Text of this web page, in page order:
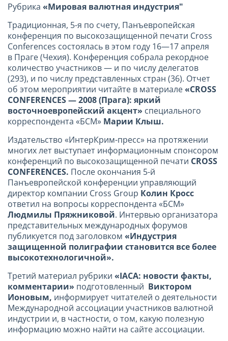
Рубрика «Мировая валютная индустрия"
Традиционная, 5-я по счету, Панъевропейская
конференция по высокозащищенной печати Cross
Conferences состоялась в этом году 16—17 апреля
в Праге (Чехия). Конференция собрала рекордное
количество участников — и по числу делегатов
(293), и по числу представленных стран (36). Отчет
об этом мероприятии читайте в материале«CROSS
CONFERENCES— 2008 (Прага): яркий
восточноевропейский акцент» специального
корреспондента «БСМ» Марии Клыш.
Издательство «ИнтерКрим-пресс» на протяжении
многих лет выступает информационным спонсором
конференций по высокозащищенной печати CROSS
CONFERENCES. После окончания 5-й
Панъевропейской конференции управляющий
директор компании Cross Group Колин Кросс
ответил на вопросы корреспондента «БСМ»
Людмилы Пряжниковой. Интервью организатора
представительных международных форумов
публикуется под заголовком «Индустрия
защищенной полиграфии становится все более
высокотехнологичной».
Третий материал рубрики «IACA: новости факты,
комментарии» подготовленный Виктором
Ионовым, информирует читателей о деятельности
Международной ассоциации участников валютной
индустрии и, в частности, о том, какую полезную
информацию можно найти на сайте ассоциации.